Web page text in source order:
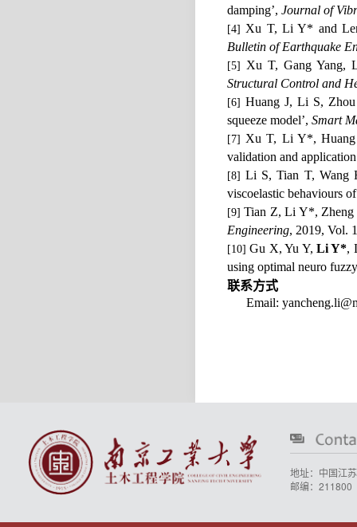
damping’, Journal of
[4]Xu T, Li Y* and
Bulletin of Earthquake
[5] Xu T, Gang Yang,
Structural Control and
[6] Huang J, Li S,
squeeze model’, Smart
[7]Xu T, Li Y*, Huang
validation and
[8]Li S, Tian T, Wang
viscoelastic behaviours
[9]Tian Z, Li Y*, Zheng
Engineering, 2019, Vol.
[10]Gu X, Yu Y,Li Y*,
using optimal neuro
联系方式
Email:
地址：中国江
邮编：